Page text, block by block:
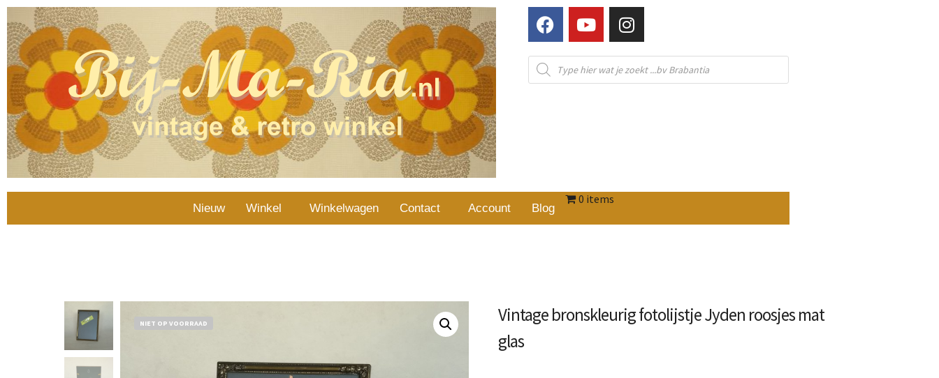
Nieuw Winkel Winkelwagen Contact Account Blog
0 items
NIET OP VOORRAAD
Vintage bronskleurig fotolijstje Jyden roosjes mat
glas